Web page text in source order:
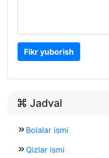
Fikr yuborish
Jadval
Bolalar ismi
Qizlar ismi